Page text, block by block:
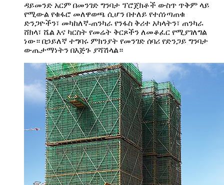
ዳይመንድ አርም በመንገድ ግንባታ ፕሮጀክቶች ውስጥ ጥቅም ላይ
የሚውል የቁፋሮ መለዋወጫ ሲሆን በተለይ የተሰነጣጠቁ
ድንጋዮችን፣ መካከለኛ-ጠንካራ የንፋስ ቅሪተ አካላትን፣ ጠንካራ
ሸክላ፣ ሼል እና ካርስት የመሬት ቅርጾችን ለመቆፈር የሚያገለግል
ነው። በኃይለኛ ተግባሩ ምክንያት የመንገድ ሰባሪ የድንጋይ ግንባታ
ውጤታማነትን በእጅጉ ያሻሽላል።